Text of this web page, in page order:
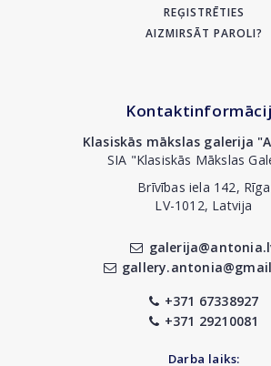
REĢISTRĒTIES
AIZMIRSĀT PAROLI?
Klasiskās mākslas galerija
SIA "Klasiskās Mākslas
Brīvības iela 142, Rīga
LV-1012, Latvija
+371 67338927
+371 29210081
Darba laiks: